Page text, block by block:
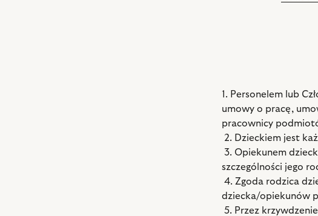
1. Personelem lub
umowy o pracę,
pracownicy
2. Dzieckiem jest
3. Opiekunem
szczególności jego
4. Zgoda rodzica
dziecka/opiekunów
5. Przez